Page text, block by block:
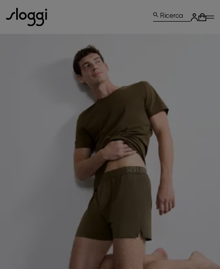
Ricerca